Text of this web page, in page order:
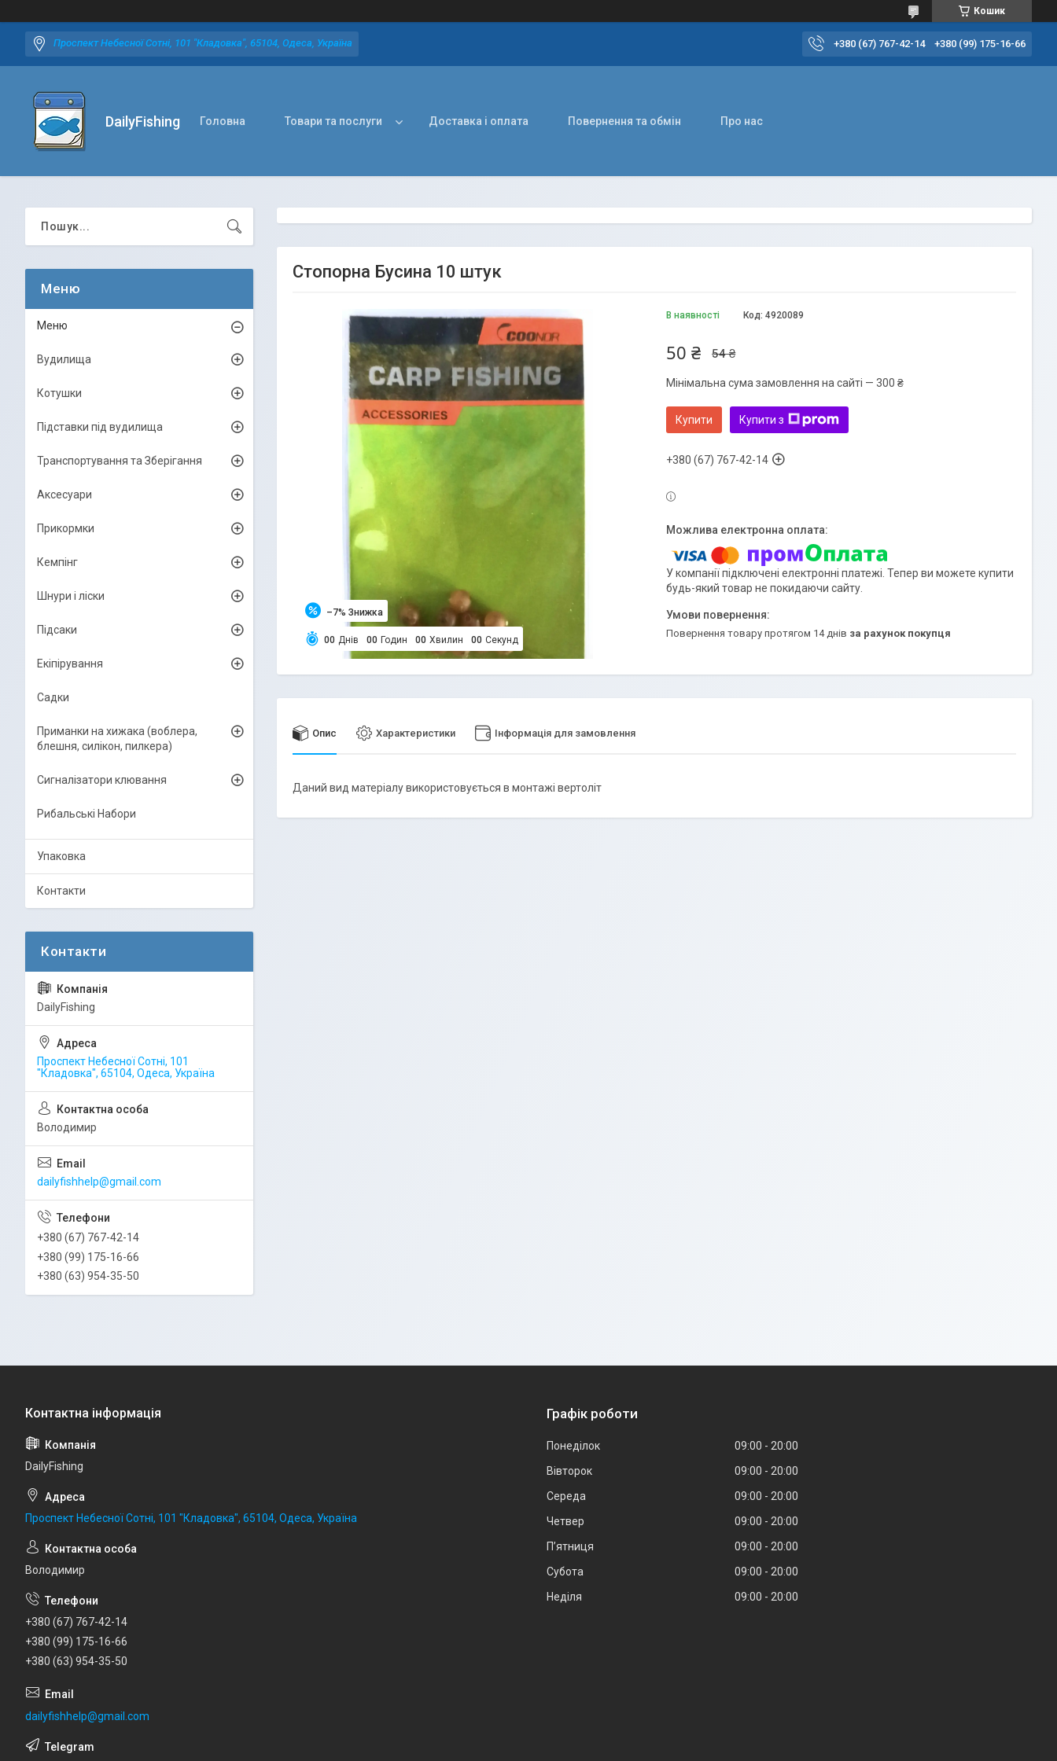
Кошик
Проспект Небесної Сотні, 101 "Кладовка", 65104, Одеса, Україна +380 (67) 767-42-14 +380 (99) 175-16-66
DailyFishing Головна Товари та послуги Доставка і оплата Повернення та обмін Про нас
Стопорна Бусина 10 штук
–7%
00 Днів 00 Годин 00 Хвилин 00 Секунд
В наявності Код: 4920089
54 ₴
50 ₴
Мінімальна сума замовлення на сайті — 300 ₴
Купити Купити з
+380 (67) 767-42-14
У компанії підключені електронні платежі. Тепер ви можете купити
будь-який товар не покидаючи сайту.
повернення товару протягом 14 днів за рахунок покупця
Опис Характеристики Інформація для замовлення
Даний вид матеріалу використовується в монтажі вертоліт
Меню
Вудилища
Котушки
Підставки під вудилища
Транспортування та Зберігання
Аксесуари
Прикормки
Кемпінг
Шнури і ліски
Підсаки
Екіпірування
Садки
Приманки на хижака (воблера,
блешня, силікон, пилкера)
Сигналізатори клювання
Рибальські Набори
Упаковка
Контакти
DailyFishing
Проспект Небесної Сотні, 101
"Кладовка", 65104, Одеса, Україна
Володимир
dailyfishhelp@gmail.com
+380 (67) 767-42-14
+380 (99) 175-16-66
+380 (63) 954-35-50
DailyFishing
Проспект Небесної Сотні, 101 "Кладовка", 65104, Одеса, Україна
Володимир
+380 (67) 767-42-14
+380 (99) 175-16-66
+380 (63) 954-35-50
dailyfishhelp@gmail.com
Графік роботи
Понеділок 09:00
20:00
Вівторок
09:00
20:00
Середа
09:00
20:00
Четвер
09:00
20:00
Пʼятниця
09:00
20:00
Субота
09:00
20:00
Неділя
09:00 20:00